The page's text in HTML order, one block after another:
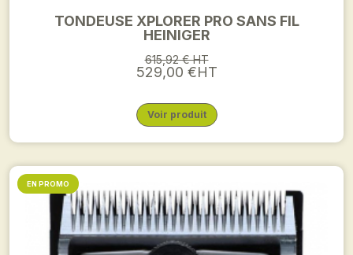
TONDEUSE XPLORER PRO SANS FIL
HEINIGER
615,92 € HT
529,00 €HT
Voir produit
EN PROMO